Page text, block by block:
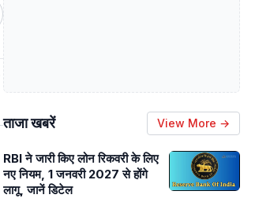
ताजा खबरें View More →
RBI ने जारी किए लोन रिकवरी के लिए
नए नियम, 1 जनवरी 2027 से होंगे
लागू, जानें डिटेल